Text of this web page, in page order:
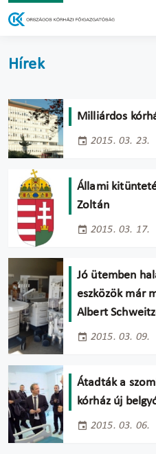
Hírek
Milliárdos
2015. 03. 23.
Állami
Zoltán
2015. 03. 17.
Jó ütemben
eszközök már
Albert
2015. 03. 09.
Átadták a
kórház új
2015. 03. 06.